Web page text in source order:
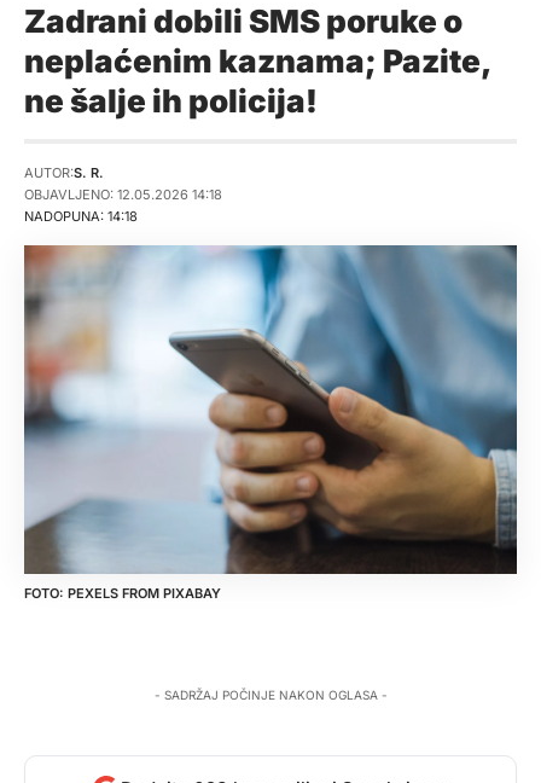
Zadrani dobili SMS poruke o
neplaćenim kaznama; Pazite,
ne šalje ih policija!
NADOPUNA: 14:18
AUTOR:S. R.
OBJAVLJENO: 12.05.2026 14:18
PEXELS FROM PIXABAY
- SADRŽAJ POČINJE NAKON OGLASA -